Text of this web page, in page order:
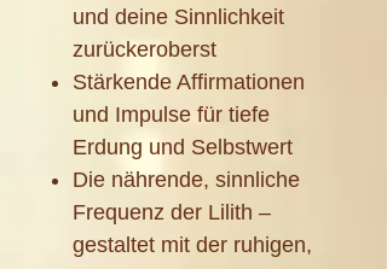
und deine Sinnlichkeit
zurückeroberst
Stärkende Affirmationen
und Impulse für tiefe
Erdung und Selbstwert
Die nährende, sinnliche
Frequenz der Lilith –
gestaltet mit der ruhigen,